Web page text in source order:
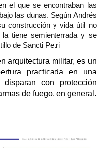
el que se encontraban las
las dunas. Según Andrés
construcción y vida útil no
tiene semienterrada y se
de Sancti Petri
arquitectura militar, es un
practicada en una
con protección
de fuego, en general.